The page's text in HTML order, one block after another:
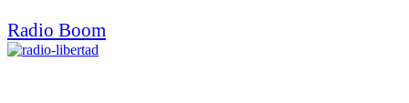
Radio Boom